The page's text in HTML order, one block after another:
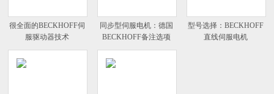
很全面的BECKHOFF伺
服驱动器技术
同步型伺服电机：德国
BECKHOFF备注选项
型号选择：BECKHOFF
直线伺服电机